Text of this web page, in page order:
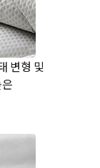
변형 및